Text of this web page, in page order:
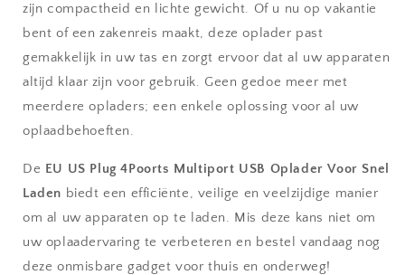
zijn compactheid en lichte gewicht. Of u nu op vakantie
bent of een zakenreis maakt, deze oplader past
gemakkelijk in uw tas en zorgt ervoor dat al uw apparaten
altijd klaar zijn voor gebruik. Geen gedoe meer met
meerdere opladers; een enkele oplossing voor al uw
oplaadbehoeften.
De EU US Plug 4Poorts Multiport USB Oplader Voor Snel
Laden biedt een efficiënte, veilige en veelzijdige manier
om al uw apparaten op te laden. Mis deze kans niet om
uw oplaadervaring te verbeteren en bestel vandaag nog
deze onmisbare gadget voor thuis en onderweg!